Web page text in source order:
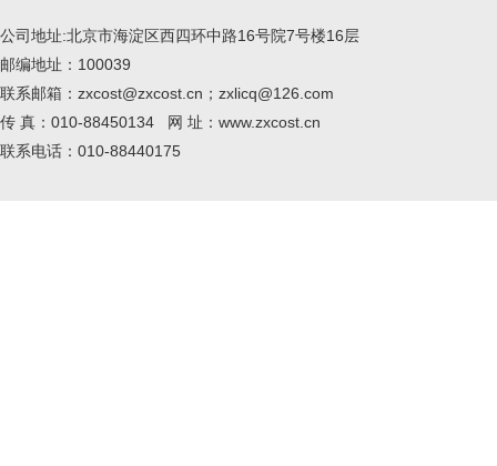
公司地址:北京市海淀区西四环中路16号院7号楼16层
邮编地址：100039
联系邮箱：zxcost@zxcost.cn；zxlicq@126.com
传 真：010-88450134 网 址：www.zxcost.cn
联系电话：010-88440175